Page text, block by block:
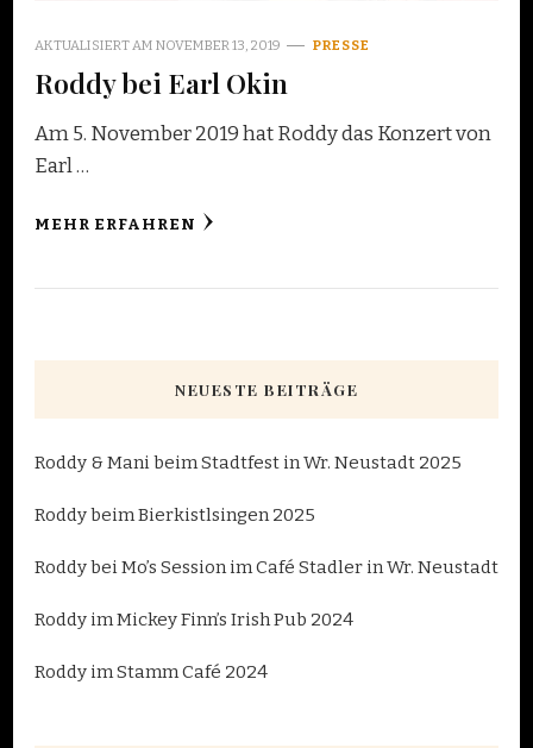
AKTUALISIERT AM NOVEMBER 13, 2019 PRESSE
Roddy bei Earl Okin
Am 5. November 2019 hat Roddy das Konzert von
Earl …
MEHR ERFAHREN
NEUESTE BEITRÄGE
Roddy & Mani beim Stadtfest in Wr. Neustadt 2025
Roddy beim Bierkistlsingen 2025
Roddy bei Mo’s Session im Café Stadler in Wr. Neustadt
Roddy im Mickey Finn’s Irish Pub 2024
Roddy im Stamm Café 2024